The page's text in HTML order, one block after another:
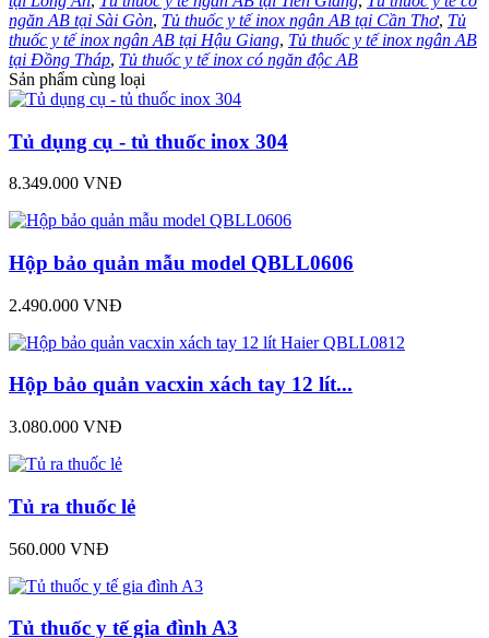
ngăn AB tại Sài Gòn, Tủ thuốc y tế inox ngân AB tại Cần Thơ, Tủ
thuốc y tế inox ngân AB tại Hậu Giang, Tủ thuốc y tế inox ngân AB
tại Đồng Tháp, Tủ thuốc y tế inox có ngăn độc AB
Sản phẩm cùng loại
Tủ dụng cụ - tủ thuốc inox 304
8.349.000 VNĐ
Hộp bảo quản mẫu model QBLL0606
2.490.000 VNĐ
Hộp bảo quản vacxin xách tay 12 lít...
3.080.000 VNĐ
Tủ ra thuốc lẻ
560.000 VNĐ
Tủ thuốc y tế gia đình A3